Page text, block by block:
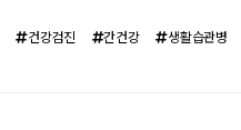
건강검진 간건강 생활습관병